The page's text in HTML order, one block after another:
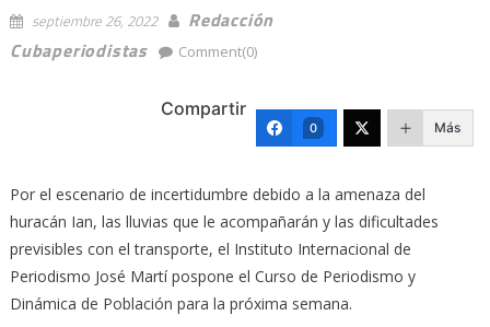
septiembre 26, 2022
Redacción
Cubaperiodistas
Comment(0)
Compartir
0 Más
Por el escenario de incertidumbre debido a la amenaza del
huracán Ian, las lluvias que le acompañarán y las dificultades
previsibles con el transporte, el Instituto Internacional de
Periodismo José Martí pospone el Curso de Periodismo y
Dinámica de Población para la próxima semana.